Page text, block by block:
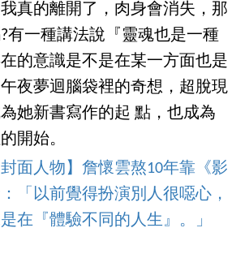
我真的離開了，肉身會消失，那
有一種講法說『靈魂也是一種
的意識是不是在某一方面也是
夜夢迴腦袋裡的奇想，超脫現
她新書寫作的起 點，也成為
開始。
面人物】詹懷雲熬10年靠《影
「以前覺得扮演別人很噁心，
在『體驗不同的人生』。」